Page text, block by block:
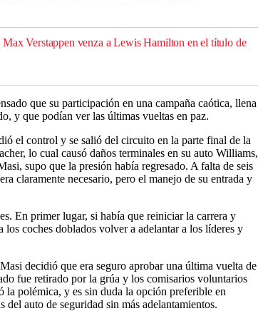
Verstappen venza a Lewis Hamilton en el título de
que su participación en una campaña caótica, llena
y que podían ver las últimas vueltas en paz.
el control y se salió del circuito en la parte final de la
lo cual causó daños terminales en su auto Williams,
supo que la presión había regresado. A falta de seis
claramente necesario, pero el manejo de su entrada y
En primer lugar, si había que reiniciar la carrera y
los coches doblados volver a adelantar a los líderes y
decidió que era seguro aprobar una última vuelta de
fue retirado por la grúa y los comisarios voluntarios
polémica, y es sin duda la opción preferible en
del auto de seguridad sin más adelantamientos.